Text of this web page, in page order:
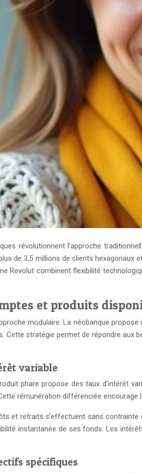
révolutionnent l’approche
de 3,5 millions de clients
Revolut combinent flexibilité
et produits
modulaire. La néobanque
stratégie permet de répondre aux
variable
phare propose des taux d’intérêt
rémunération différenciée
et retraits s’effectuent sans
instantanée de ses fonds. Les
spécifiques